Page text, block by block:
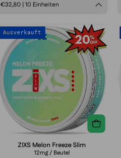
€32,80 | 10 Einheiten
ZIXS
Melon
Freeze
Slim
Ausverkauft
ZIXS Melon Freeze Slim
12mg / Beutel